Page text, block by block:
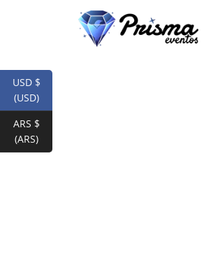
USD $
(USD)
ARS $
(ARS)